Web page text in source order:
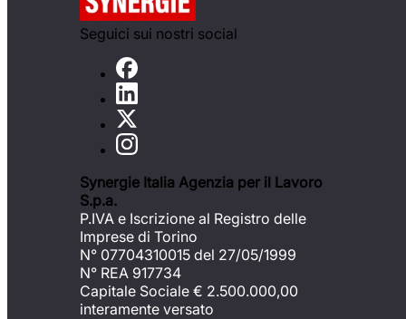
Seguici sui nostri social
Synergie Italia Agenzia per il Lavoro
S.p.a.
P.IVA e Iscrizione al Registro delle
Imprese di Torino
N° 07704310015 del 27/05/1999
N° REA 917734
Capitale Sociale € 2.500.000,00
interamente versato